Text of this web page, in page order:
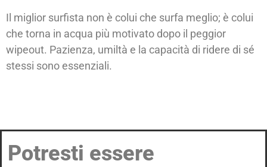
Il miglior surfista non è colui che surfa meglio; è colui
che torna in acqua più motivato dopo il peggior
wipeout. Pazienza, umiltà e la capacità di ridere di sé
stessi sono essenziali.
Potresti essere